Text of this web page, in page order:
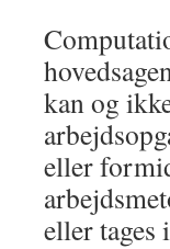
kan og
eller
eller tages